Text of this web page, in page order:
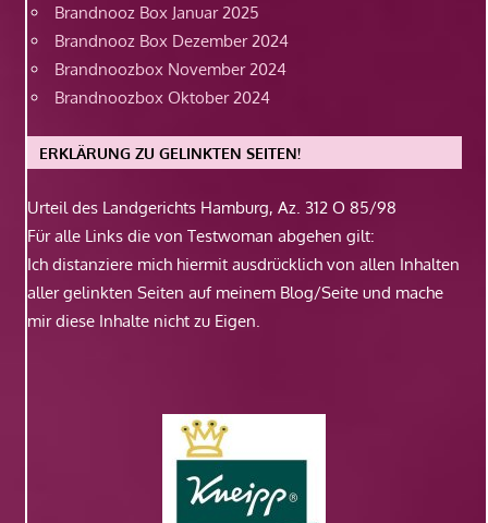
Brandnooz Box Januar 2025
Brandnooz Box Dezember 2024
Brandnoozbox November 2024
Brandnoozbox Oktober 2024
ERKLÄRUNG ZU GELINKTEN SEITEN!
Urteil des Landgerichts Hamburg, Az. 312 O 85/98
Für alle Links die von Testwoman abgehen gilt:
Ich distanziere mich hiermit ausdrücklich von allen Inhalten
aller gelinkten Seiten auf meinem Blog/Seite und mache
mir diese Inhalte nicht zu Eigen.